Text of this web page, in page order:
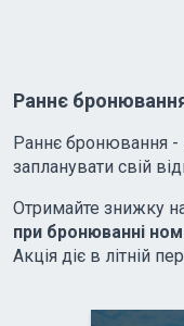
Раннє
Раннє бронювання -
запланувати свій
Отримайте знижку
при бронюванні
Акція діє в літній